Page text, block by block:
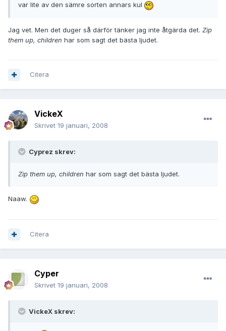
var lite av den sämre sorten annars kul
Jag vet. Men det duger så därför tänker jag inte åtgärda det. Zip
them up, children har som sagt det bästa ljudet.
Citera
VickeX
Skrivet 19 januari, 2008
Cyprez skrev:
Zip them up, children har som sagt det bästa ljudet.
Naaw.
Citera
Cyper
Skrivet 19 januari, 2008
VickeX skrev: